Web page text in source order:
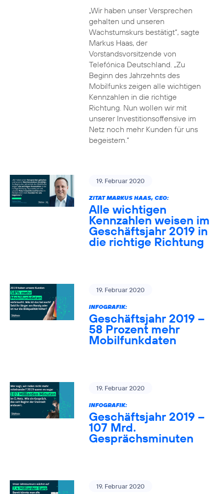
„Wir haben unser Versprechen
gehalten und unseren
Wachstumskurs bestätigt“, sagte
Markus Haas, der
Vorstandsvorsitzende von
Telefónica Deutschland. „Zu
Beginn des Jahrzehnts des
Mobilfunks zeigen alle wichtigen
Kennzahlen in die richtige
Richtung. Nun wollen wir mit
unserer Investitionsoffensive im
Netz noch mehr Kunden für uns
begeistern.“
19. Februar 2020
ZITAT MARKUS HAAS, CEO:
Alle wichtigen
Kennzahlen weisen im
Geschäftsjahr 2019 in
die richtige Richtung
19. Februar 2020
INFOGRAFIK:
Geschäftsjahr 2019 –
58 Prozent mehr
Mobilfunkdaten
19. Februar 2020
INFOGRAFIK:
Geschäftsjahr 2019 –
107 Mrd.
Gesprächsminuten
19. Februar 2020